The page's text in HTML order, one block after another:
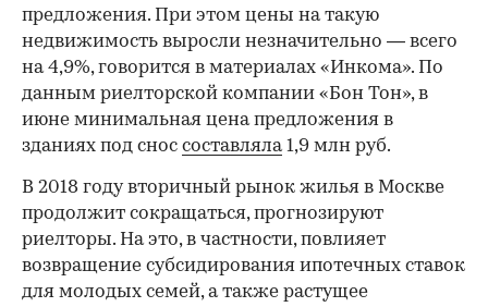
предложения. При этом цены на такую
недвижимость выросли незначительно — всего
на 4,9%, говорится в материалах «Инкома». По
данным риелторской компании «Бон Тон», в
июне минимальная цена предложения в
зданиях под снос составляла1,9 млн руб.
В 2018 году вторичный рынок жилья в Москве
продолжит сокращаться, прогнозируют
риелторы. На это, в частности, повлияет
возвращение субсидирования ипотечных ставок
для молодых семей, а также растущее